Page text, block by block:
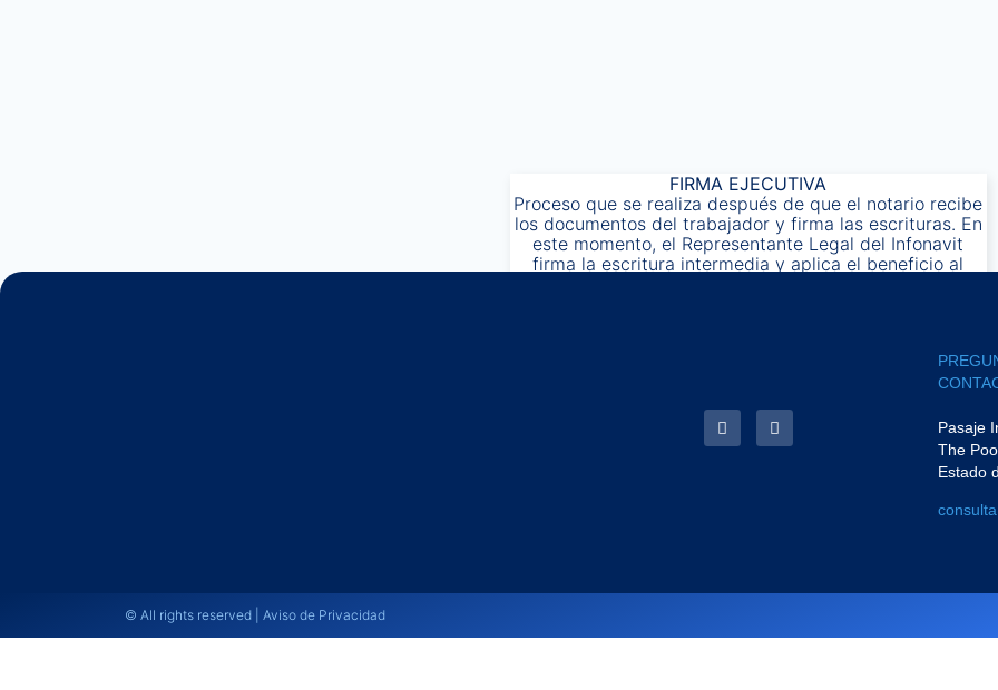
FIRMA EJECUTIVA
Proceso que se realiza después de que el notario recibe
los documentos del trabajador y firma las escrituras. En
este momento, el Representante Legal del Infonavit
firma la escritura intermedia y aplica el beneficio al
Pasaje
The
Estado
© All rights reserved | Aviso de Privacidad